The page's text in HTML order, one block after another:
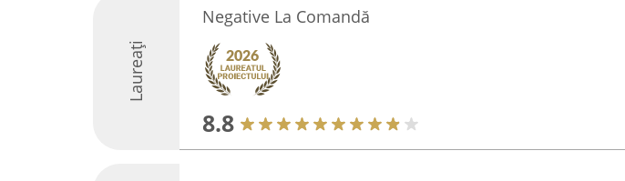
Laureați
Negative La Comandă
8.8